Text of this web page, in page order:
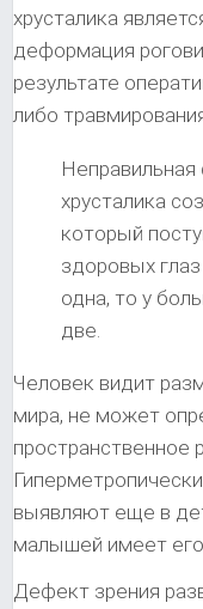
хрусталика
деформация
результате
либо
хрусталика
который
здоровых
одна, то у
две.
Человек видит
мира, не может
пространственное
выявляют еще в
малышей имеет
Дефект зрения